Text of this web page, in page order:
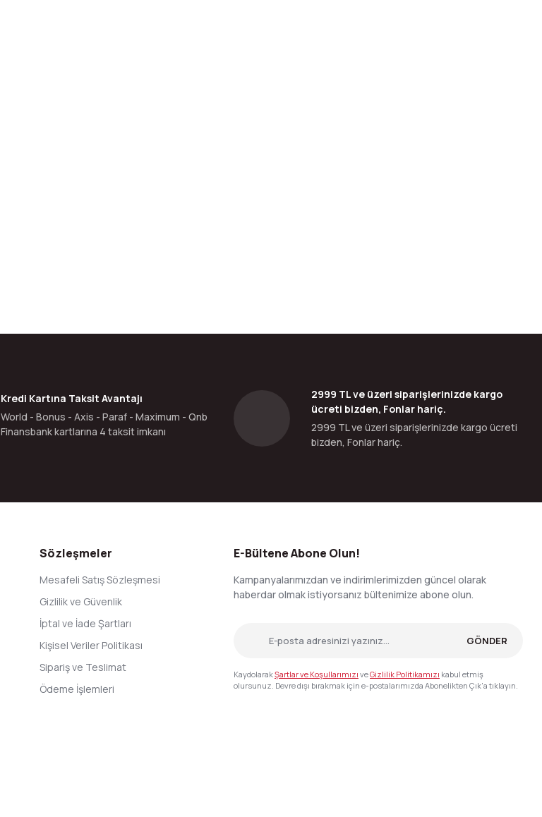
Kredi Kartına Taksit Avantajı
World - Bonus - Axis - Paraf - Maximum - Qnb
Finansbank kartlarına 4 taksit imkanı
2999 TL ve üzeri siparişlerinizde kargo
ücreti bizden, Fonlar hariç.
2999 TL ve üzeri siparişlerinizde kargo ücreti
bizden, Fonlar hariç.
Sözleşmeler
Mesafeli Satış Sözleşmesi
Gizlilik ve Güvenlik
İptal ve İade Şartları
Kişisel Veriler Politikası
Sipariş ve Teslimat
Ödeme İşlemleri
E-Bültene Abone Olun!
Kampanyalarımızdan ve indirimlerimizden güncel olarak
haberdar olmak istiyorsanız bültenimize abone olun.
GÖNDER
KaydolarakŞartlar ve Koşullarımızı veGizlilik Politikamızı kabul etmiş
olursunuz. Devre dışı bırakmak için e-postalarımızda Abonelikten Çık'a tıklayın.